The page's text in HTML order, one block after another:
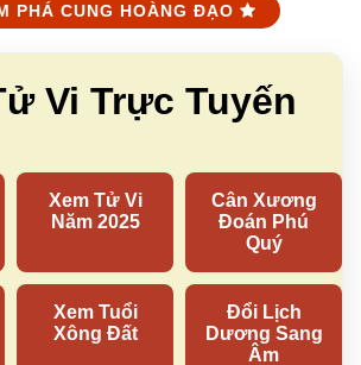
PHÁ CUNG HOÀNG ĐẠO